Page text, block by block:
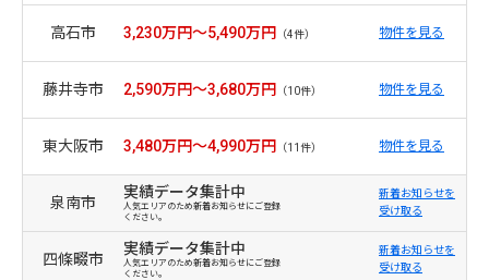
高石市 3,230万円～5,490万円 （4件） 物件を見る
藤井寺市 2,590万円～3,680万円 （10件） 物件を見る
東大阪市 3,480万円～4,990万円 （11件） 物件を見る
泉南市
実績データ集計中
人気エリアのため新着お知らせにご登録
ください。
新着お知らせを
受け取る
四條畷市
実績データ集計中
人気エリアのため新着お知らせにご登録
ください。
新着お知らせを
受け取る